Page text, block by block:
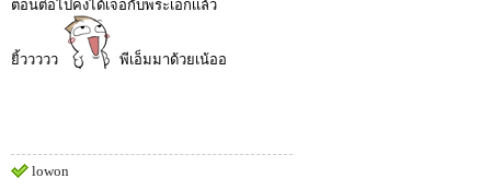
ตอนต่อไปคงได้เจอกับพระเอกเเล้ว
ยิ้ววววว พีเอ็มมาด้วยเน้ออ
lowon